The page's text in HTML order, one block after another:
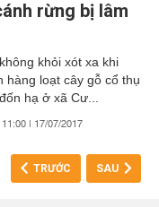
rừng bị lâm
khỏi xót xa khi
hàng loạt cây gỗ cổ thụ
hạ ở xã Cư...
11:00 | 17/07/2017
TRƯỚC SAU